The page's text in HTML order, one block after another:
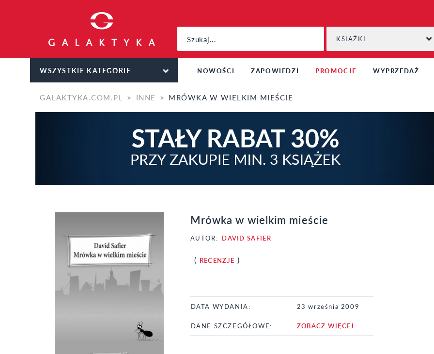
KSIĄŻKI
WSZYSTKIE KATEGORIE NOWOŚCI ZAPOWIEDZI PROMOCJE WYPRZEDAŻ
GALAKTYKA.COM.PL INNE MRÓWKA W WIELKIM MIEŚCIE
Mrówka w wielkim mieście
AUTOR: DAVID SAFIER
( RECENZJE )
DATA WYDANIA: 23 września 2009
DANE SZCZEGÓŁOWE: ZOBACZ WIĘCEJ